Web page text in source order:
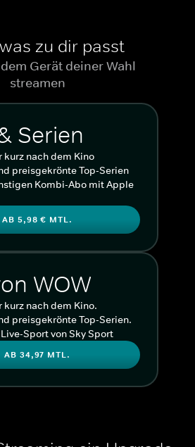
zu dir passt
Gerät deiner Wahl
streamen
Serien
kurz nach dem Kino
preisgekrönte Top-Serien
Kombi-Abo mit Apple
AB 5,98 € MTL.
WOW
kurz nach dem Kino.
preisgekrönte Top-Serien.
Sport von Sky Sport
AB 34,97 MTL.